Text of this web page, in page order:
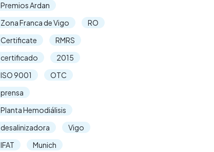
Premios Ardan
Zona Franca de Vigo
RO
Certificate
RMRS
certificado
2015
ISO 9001
OTC
prensa
Planta Hemodiálisis
desalinizadora
Vigo
IFAT
Munich